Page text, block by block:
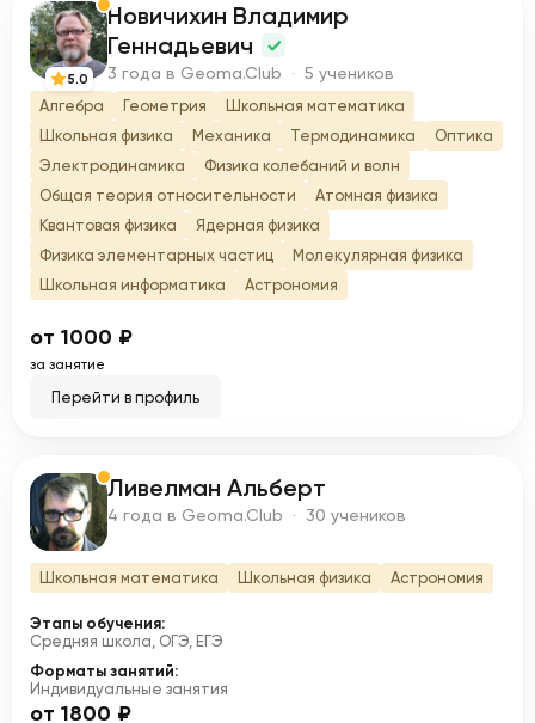
Н
5.0
Новичихин Владимир
Геннадьевич
3 года в Geoma.Club · 5 учеников
Алгебра Геометрия
Школьная математика
Школьная физика
Механика Термодинамика
Оптика
Электродинамика
Физика колебаний и волн
Общая теория относительности
Атомная физика
Квантовая физика
Ядерная физика
Физика элементарных частиц
Молекулярная физика
Школьная информатика
Астрономия
от 1000 ₽
за занятие
Перейти в профиль
Л Ливелман Альберт
4 года в Geoma.Club · 30 учеников
Школьная математика Школьная физика Астрономия
Этапы обучения:
Средняя школа, ОГЭ, ЕГЭ
Форматы занятий:
Индивидуальные занятия
от 1800 ₽